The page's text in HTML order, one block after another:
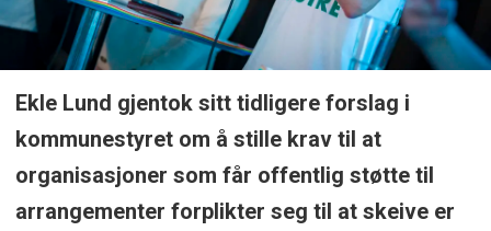
Ekle Lund gjentok sitt tidligere forslag i
kommunestyret om å stille krav til at
organisasjoner som får offentlig støtte til
arrangementer forplikter seg til at skeive er